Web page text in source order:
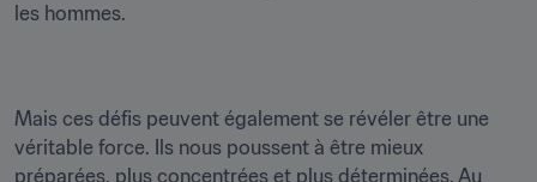
les hommes.
Mais ces défis peuvent également se révéler être une
véritable force. Ils nous poussent à être mieux
préparées, plus concentrées et plus déterminées. Au